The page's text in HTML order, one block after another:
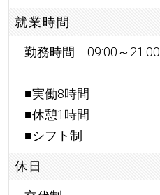
就業時間
勤務時間 09:00～21:00
■実働8時間
■休憩1時間
■シフト制
休日